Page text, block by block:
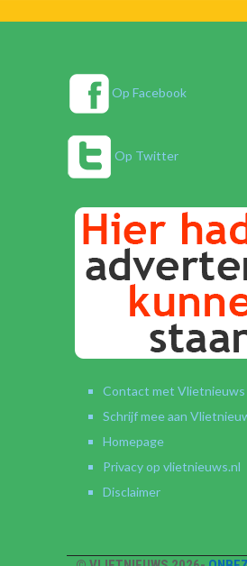
Op Facebook
Op Twitter
Contact met Vlietnieuws
Schrijf mee aan
Homepage
Privacy op vlietnieuws.nl
Disclaimer